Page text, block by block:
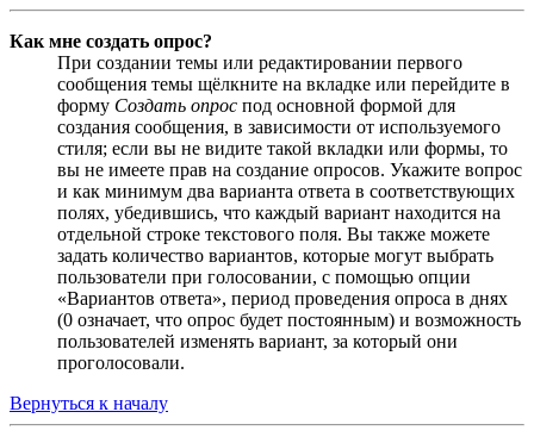
Как мне создать опрос?
При создании темы или редактировании первого
сообщения темы щёлкните на вкладке или перейдите в
форму Создать опрос под основной формой для
создания сообщения, в зависимости от используемого
стиля; если вы не видите такой вкладки или формы, то
вы не имеете прав на создание опросов. Укажите вопрос
и как минимум два варианта ответа в соответствующих
полях, убедившись, что каждый вариант находится на
отдельной строке текстового поля. Вы также можете
задать количество вариантов, которые могут выбрать
пользователи при голосовании, с помощью опции
«Вариантов ответа», период проведения опроса в днях
(0 означает, что опрос будет постоянным) и возможность
пользователей изменять вариант, за который они
проголосовали.
Вернуться к началу